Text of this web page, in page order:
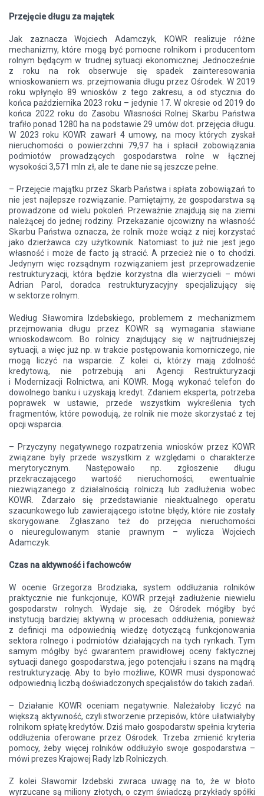
Przejęcie długu za majątek
Jak zaznacza Wojciech Adamczyk, KOWR realizuje różne
mechanizmy, które mogą być pomocne rolnikom i producentom
rolnym będącym w trudnej sytuacji ekonomicznej. Jednocześnie
z roku na rok obserwuje się spadek zainteresowania
wnioskowaniem ws. przejmowania długu przez Ośrodek. W 2019
roku wpłynęło 89 wniosków z tego zakresu, a od stycznia do
końca października 2023 roku – jedynie 17. W okresie od 2019 do
końca 2022 roku do Zasobu Własności Rolnej Skarbu Państwa
trafiło ponad 1280 ha na podstawie 29 umów dot. przejęcia długu.
W 2023 roku KOWR zawarł 4 umowy, na mocy których zyskał
nieruchomości o powierzchni 79,97 ha i spłacił zobowiązania
podmiotów prowadzących gospodarstwa rolne w łącznej
wysokości 3,571 mln zł, ale te dane nie są jeszcze pełne.
– Przejęcie majątku przez Skarb Państwa i spłata zobowiązań to
nie jest najlepsze rozwiązanie. Pamiętajmy, że gospodarstwa są
prowadzone od wielu pokoleń. Przeważnie znajdują się na ziemi
należącej do jednej rodziny. Przekazanie ojcowizny na własność
Skarbu Państwa oznacza, że rolnik może wciąż z niej korzystać
jako dzierżawca czy użytkownik. Natomiast to już nie jest jego
własność i może de facto ją stracić. A przecież nie o to chodzi.
Jedynym więc rozsądnym rozwiązaniem jest przeprowadzenie
restrukturyzacji, która będzie korzystna dla wierzycieli – mówi
Adrian Parol, doradca restrukturyzacyjny specjalizujący się
w sektorze rolnym.
Według Sławomira Izdebskiego, problemem z mechanizmem
przejmowania długu przez KOWR są wymagania stawiane
wnioskodawcom. Bo rolnicy znajdujący się w najtrudniejszej
sytuacji, a więc już np. w trakcie postępowania komorniczego, nie
mogą liczyć na wsparcie. Z kolei ci, którzy mają zdolność
kredytową, nie potrzebują ani Agencji Restrukturyzacji
i Modernizacji Rolnictwa, ani KOWR. Mogą wykonać telefon do
dowolnego banku i uzyskają kredyt. Zdaniem eksperta, potrzeba
poprawek w ustawie, przede wszystkim wykreślenia tych
fragmentów, które powodują, że rolnik nie może skorzystać z tej
opcji wsparcia.
– Przyczyny negatywnego rozpatrzenia wniosków przez KOWR
związane były przede wszystkim z względami o charakterze
merytorycznym. Następowało np. zgłoszenie długu
przekraczającego wartość nieruchomości, ewentualnie
niezwiązanego z działalnością rolniczą lub zadłużenia wobec
KOWR. Zdarzało się przedstawianie nieaktualnego operatu
szacunkowego lub zawierającego istotne błędy, które nie zostały
skorygowane. Zgłaszano też do przejęcia nieruchomości
o nieuregulowanym stanie prawnym – wylicza Wojciech
Adamczyk.
Czas na aktywność i fachowców
W ocenie Grzegorza Brodziaka, system oddłużania rolników
praktycznie nie funkcjonuje, KOWR przejął zadłużenie niewielu
gospodarstw rolnych. Wydaje się, że Ośrodek mógłby być
instytucją bardziej aktywną w procesach oddłużenia, ponieważ
z definicji ma odpowiednią wiedzę dotyczącą funkcjonowania
sektora rolnego i podmiotów działających na tych rynkach. Tym
samym mógłby być gwarantem prawidłowej oceny faktycznej
sytuacji danego gospodarstwa, jego potencjału i szans na mądrą
restrukturyzację. Aby to było możliwe, KOWR musi dysponować
odpowiednią liczbą doświadczonych specjalistów do takich zadań.
– Działanie KOWR oceniam negatywnie. Należałoby liczyć na
większą aktywność, czyli stworzenie przepisów, które ułatwiałyby
rolnikom spłatę kredytów. Dziś mało gospodarstw spełnia kryteria
oddłużenia oferowane przez Ośrodek. Trzeba zmienić kryteria
pomocy, żeby więcej rolników oddłużyło swoje gospodarstwa –
mówi prezes Krajowej Rady Izb Rolniczych.
Z kolei Sławomir Izdebski zwraca uwagę na to, że w błoto
wyrzucane są miliony złotych, o czym świadczą przykłady spółki